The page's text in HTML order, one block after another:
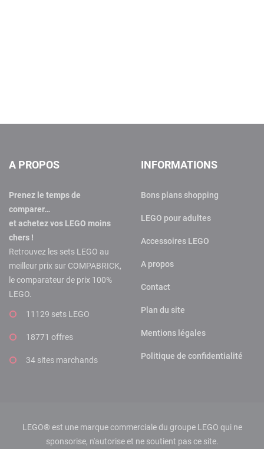
A PROPOS
Prenez le temps de
comparer…
et achetez vos LEGO moins
chers !
Retrouvez les sets LEGO au
meilleur prix sur COMPABRICK,
le comparateur de prix 100%
LEGO.
11129 sets LEGO
18771 offres
34 sites marchands
INFORMATIONS
Bons plans shopping
LEGO pour adultes
Accessoires LEGO
A propos
Contact
Plan du site
Mentions légales
Politique de confidentialité
LEGO® est une marque commerciale du groupe LEGO qui ne
sponsorise, n'autorise et ne soutient pas ce site.